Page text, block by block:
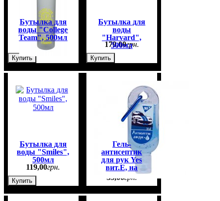
Бутылка для
воды "College
Team", 500мл
179, 00грн.
Купить
Бутылка для
воды
"Harvard",
500мл
179,00грн.
Купить
Бутылка для
воды "Smiles",
500мл
119,00грн.
Купить
Гель-
антисептик
для рук Yes
вит.Е, на
карабине
35,00грн.